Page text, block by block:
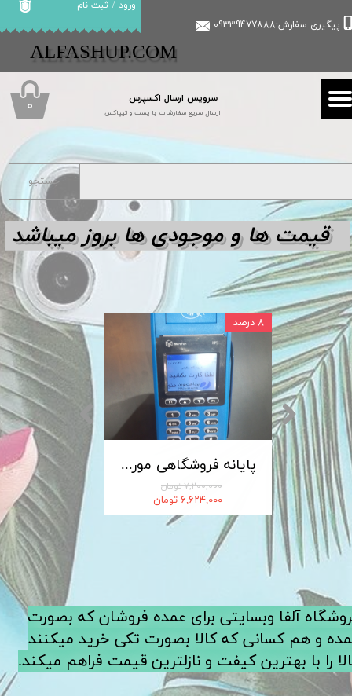
سرویس ارسال اکسپرس
ارسال سریع سفارشات با پست و تیپاکس
پیگیری سفارش:09339477888
ورود / ثبت نام
حساب کاربری من
تغییر گذر واژه
سفارشات
​​ALFASHUP.COM
۰
پایانه فروشگاهی مورفان MoreFun مدل H9
۷,۲۰۰,۰۰۰ تومان
۶,۶۲۴,۰۰۰ تومان
۸ درصد
کابل شارژ MICRO-USB اندروید LDNIO الدینیو مدل XS-07 متراژ 1 متر
جستجو
آلفا وبسایتی برای عمده فروشان که بصورت
و هم کسانی که کالا بصورت تکی خرید میکنند
را با بهترین کیفت و نازلترین قیمت فراهم میکند.
قیمت ها و موجودی ها بروز میباشد